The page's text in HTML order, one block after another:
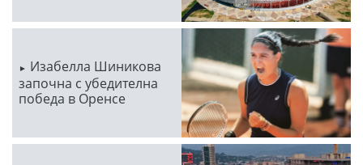
Изабелла Шиникова
започна с убедителна
победа в Оренсе